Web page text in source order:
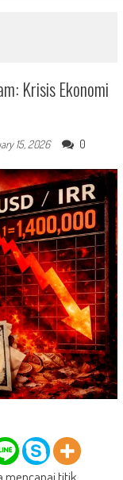
Krisis Ekonomi
15, 2026 0